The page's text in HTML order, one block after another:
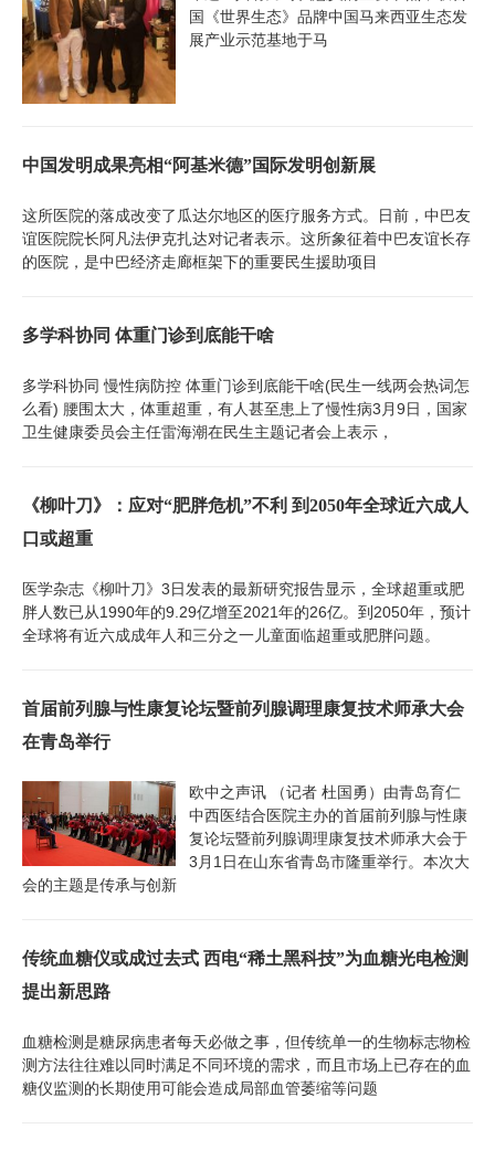
国《世界生态》品牌中国马来西亚生态发
展产业示范基地于马
中国发明成果亮相“阿基米德”国际发明创新展
这所医院的落成改变了瓜达尔地区的医疗服务方式。日前，中巴友
谊医院院长阿凡法伊克扎达对记者表示。这所象征着中巴友谊长存
的医院，是中巴经济走廊框架下的重要民生援助项目
多学科协同 体重门诊到底能干啥
多学科协同 慢性病防控 体重门诊到底能干啥(民生一线两会热词怎
么看) 腰围太大，体重超重，有人甚至患上了慢性病3月9日，国家
卫生健康委员会主任雷海潮在民生主题记者会上表示，
《柳叶刀》：应对“肥胖危机”不利 到2050年全球近六成人
口或超重
医学杂志《柳叶刀》3日发表的最新研究报告显示，全球超重或肥
胖人数已从1990年的9.29亿增至2021年的26亿。到2050年，预计
全球将有近六成成年人和三分之一儿童面临超重或肥胖问题。
首届前列腺与性康复论坛暨前列腺调理康复技术师承大会
在青岛举行
欧中之声讯 （记者 杜国勇）由青岛育仁
中西医结合医院主办的首届前列腺与性康
复论坛暨前列腺调理康复技术师承大会于
3月1日在山东省青岛市隆重举行。本次大
会的主题是传承与创新
传统血糖仪或成过去式 西电“稀土黑科技”为血糖光电检测
提出新思路
血糖检测是糖尿病患者每天必做之事，但传统单一的生物标志物检
测方法往往难以同时满足不同环境的需求，而且市场上已存在的血
糖仪监测的长期使用可能会造成局部血管萎缩等问题